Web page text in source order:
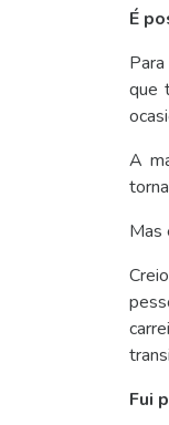
É
que
A
Mas
Fui